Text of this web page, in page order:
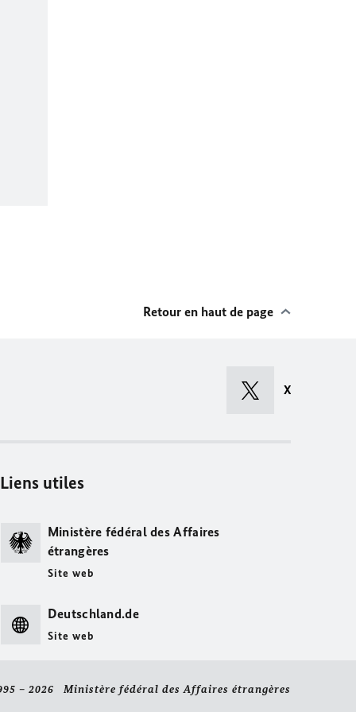
Retour en haut de page
X
Liens utiles
Ministère fédéral des Affaires
étrangères
Site web
Deutschland.de
Site web
– 2026 Ministère fédéral des Affaires étrangères